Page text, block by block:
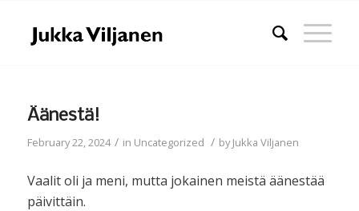
Äänestä!
February 22, 2024 / in Uncategorized / byJukka Viljanen
Vaalit oli ja meni, mutta jokainen meistä äänestää
päivittäin.